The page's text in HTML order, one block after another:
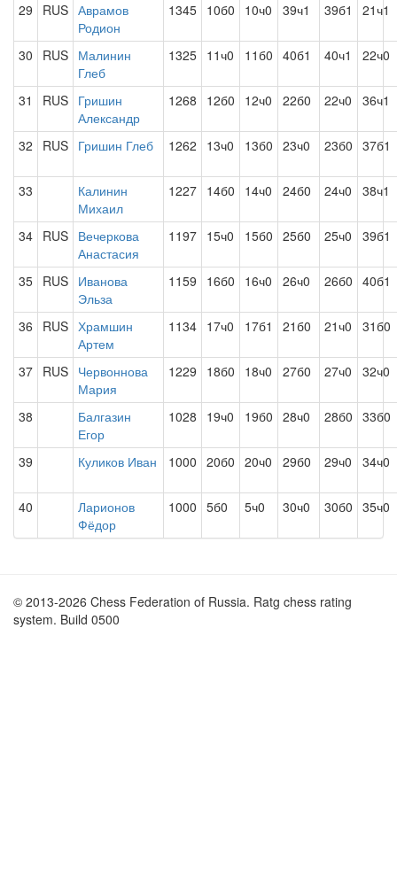
29 RUS Аврамов
Родион
1345 10б0 10ч0 39ч1 39б1 21ч1
30 RUS Малинин
Глеб
1325 11ч0 11б0 40б1 40ч1 22ч0
31 RUS Гришин
Александр
1268 12б0 12ч0 22б0 22ч0 36ч1
32 RUS Гришин Глеб 1262 13ч0 13б0 23ч0 23б0 37б1
33
Калинин
Михаил
1227 14б0 14ч0 24б0 24ч0 38ч1
34 RUS Вечеркова
Анастасия
1197 15ч0 15б0 25б0 25ч0 39б1
35 RUS Иванова
Эльза
1159 16б0 16ч0 26ч0 26б0 40б1
36 RUS Храмшин
Артем
1134 17ч0 17б1 21б0 21ч0 31б0
37 RUS Червоннова
Мария
1229 18б0 18ч0 27б0 27ч0 32ч0
38
Балгазин
Егор
1028 19ч0 19б0 28ч0 28б0 33б0
39 Куликов Иван 1000 20б0 20ч0 29б0 29ч0 34ч0
40
Ларионов
Фёдор
1000 5б0 5ч0 30ч0 30б0 35ч0
© 2013-2026 Chess Federation of Russia. Ratg chess rating
system. Build 0500